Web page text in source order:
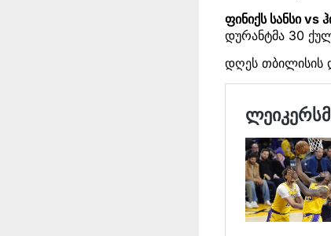
ფინიქს სანსი vs
დურანტმა 30
დღეს თბილისის